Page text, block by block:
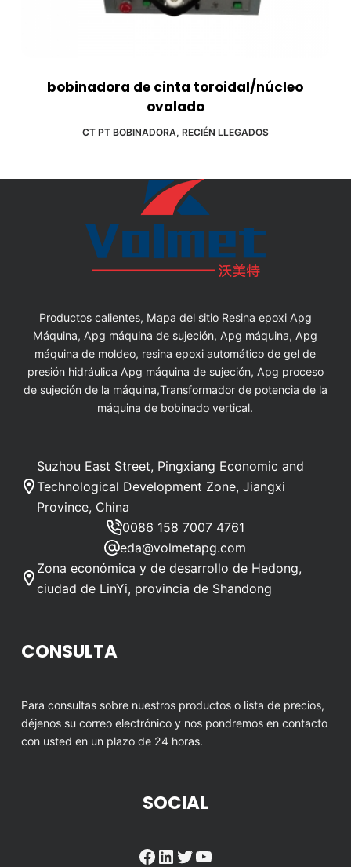
bobinadora de cinta toroidal/núcleo
ovalado
CT PT BOBINADORA, RECIÉN LLEGADOS
Productos calientes, Mapa del sitio Resina epoxi Apg
Máquina, Apg máquina de sujeción, Apg máquina, Apg
máquina de moldeo, resina epoxi automático de gel de
presión hidráulica Apg máquina de sujeción, Apg proceso
de sujeción de la máquina,Transformador de potencia de la
máquina de bobinado vertical.
Suzhou East Street, Pingxiang Economic and
Technological Development Zone, Jiangxi
Province, China
0086 158 7007 4761
eda@volmetapg.com
Zona económica y de desarrollo de Hedong,
ciudad de LinYi, provincia de Shandong
CONSULTA
Para consultas sobre nuestros productos o lista de precios,
déjenos su correo electrónico y nos pondremos en contacto
con usted en un plazo de 24 horas.
SOCIAL
Facebook
LinkedIn
Twitter
YouTube